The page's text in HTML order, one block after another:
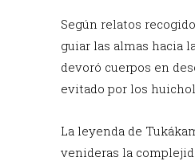
Según relatos
guiar las almas hacia
devoró cuerpos en
evitado por los
La leyenda de
venideras la